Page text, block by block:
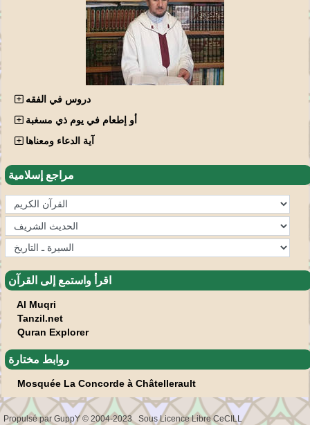
دروس في الفقه
أو إطعام في يوم ذي مسغبة
آية الدعاء ومعناها
مراجع إسلامية
اقرأ واستمع إلى القرآن
Al Muqri
Tanzil.net
Quran Explorer
روابط مختارة
Mosquée La Concorde à Châtellerault
Propulsé par GuppY© 2004-2023 Sous Licence Libre CeCILL